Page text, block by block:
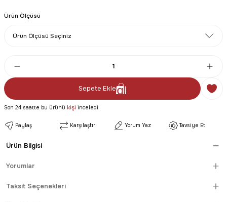
Ürün Ölçüsü
Sepete Ekle
Son 24 saatte bu ürünü kişi inceledi
Paylaş Karşılaştır Yorum Yaz Tavsiye Et
Ürün Bilgisi
Yorumlar
Taksit Seçenekleri